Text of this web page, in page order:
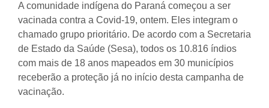
A comunidade indígena do Paraná começou a ser
vacinada contra a Covid-19, ontem. Eles integram o
chamado grupo prioritário. De acordo com a Secretaria
de Estado da Saúde (Sesa), todos os 10.816 índios
com mais de 18 anos mapeados em 30 municípios
receberão a proteção já no início desta campanha de
vacinação.